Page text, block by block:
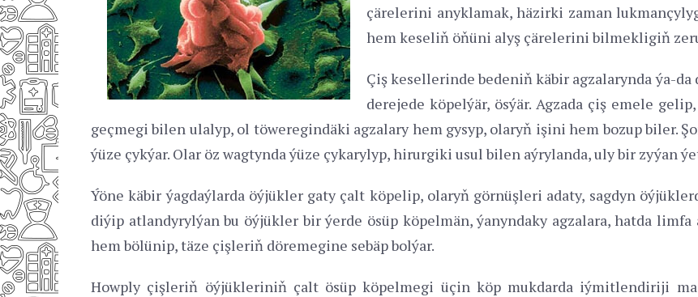
çärelerini anyklamak, häzirki zaman
hem keseliň öňüni alyş çärelerini bilmekligiň
Çiş kesellerinde bedeniň käbir agzalarynda ýa-
derejede köpelýär, ösýär. Agzada çiş emele
geçmegi bilen ulalyp, ol töweregindäki agzalary hem gysyp, olaryň işini hem bozup biler.
ýüze çykýar. Olar öz wagtynda ýüze çykarylyp, hirurgiki usul bilen aýrylanda, uly bir zyýan
Ýöne käbir ýagdaýlarda öýjükler gaty çalt köpelip, olaryň görnüşleri adaty, sagdyn
diýip atlandyrylýan bu öýjükler bir ýerde ösüp köpelmän, ýanyndaky agzalara, hatda limfa
hem bölünip, täze çişleriň döremegine sebäp bolýar.
Howply çişleriň öýjükleriniň çalt ösüp köpelmegi üçin köp mukdarda iýmitlendiriji